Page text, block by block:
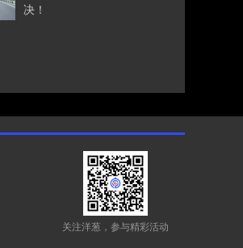
决！
关注洋葱，参与精彩活动